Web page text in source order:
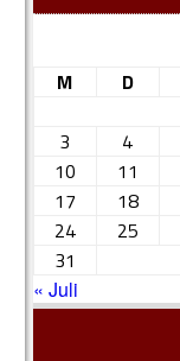
M
D
3
4
10
11
17
18
24
25
31
« Juli